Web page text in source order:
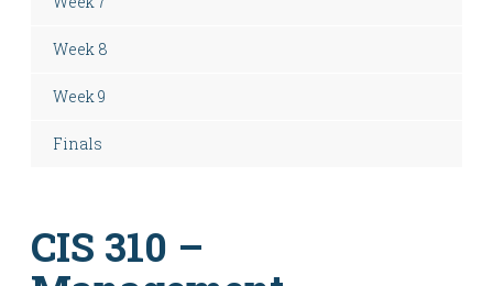
Week 8
Week 9
Finals
CIS 310 –